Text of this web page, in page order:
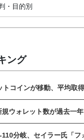
・目的別
ング
トコインが移動、平均取
規ウォレット数が過去一
分岐、セイラー氏「フ